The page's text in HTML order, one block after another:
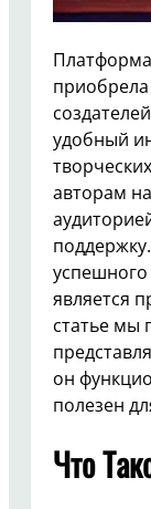
удобный
авторам
является
статье мы
он
полезен
Что